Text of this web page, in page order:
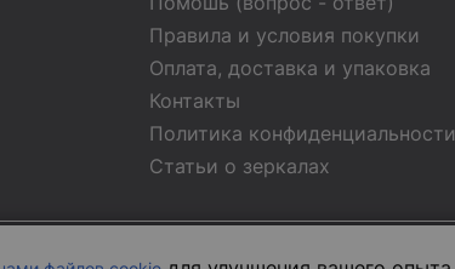
Правила и условия покупки
Оплата, доставка и упаковка
Контакты
Политика конфиденциальности
Статьи о зеркалах
2013-2026 Juergen Mirrors. All Rights